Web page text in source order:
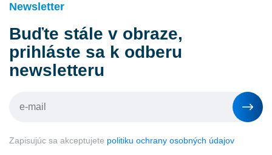
Newsletter
Buďte stále v obraze,
prihláste sa k odberu
newsletteru
Zapisujúc sa akceptujete politiku ochrany osobných údajov